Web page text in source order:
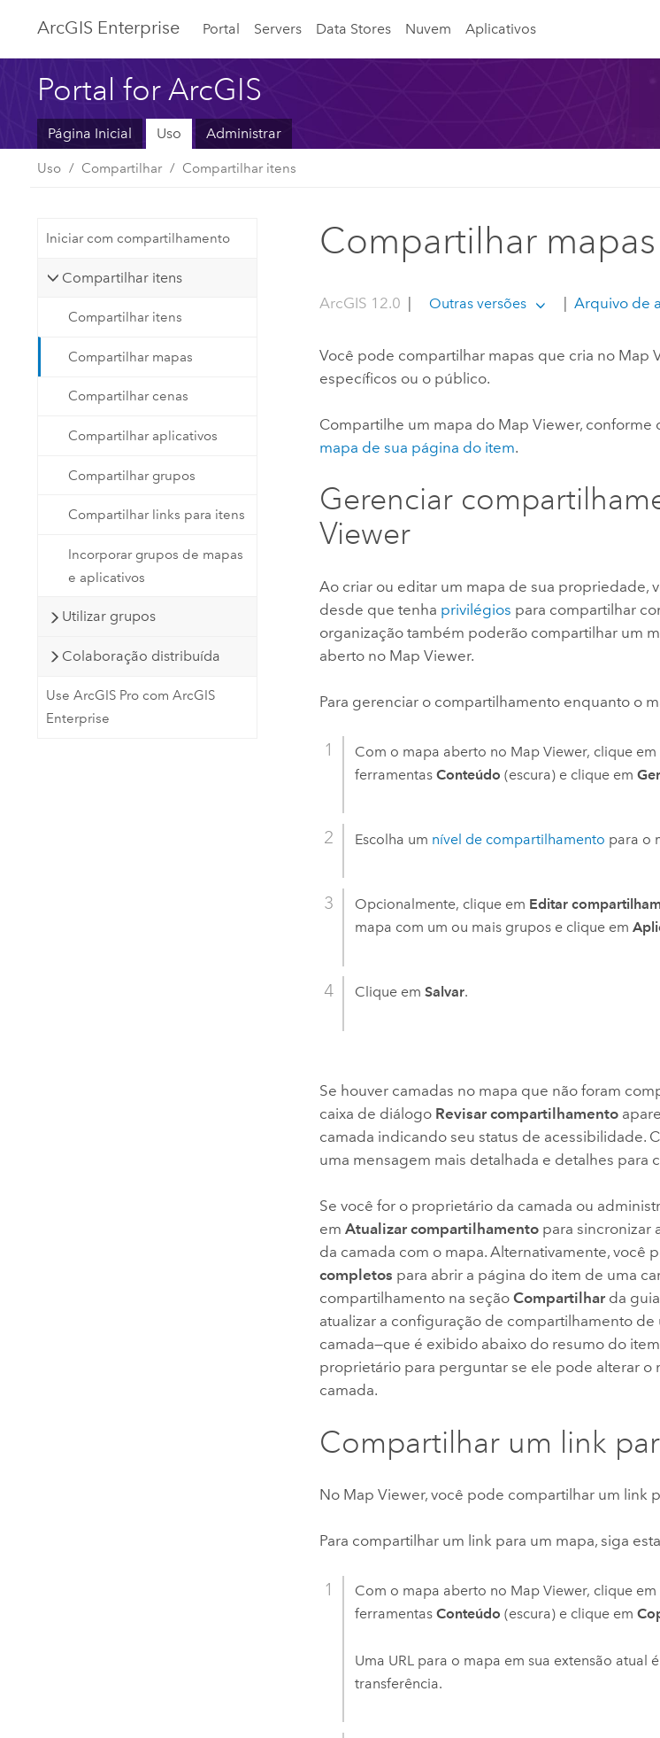
ArcGIS Enterprise Portal Servers Data Stores Nuvem Aplicativos
Portal for ArcGIS
Página Inicial Uso Administrar
Uso Compartilhar Compartilhar itens
Iniciar com compartilhamento
Compartilhar itens
Compartilhar itens
Compartilhar mapas
Compartilhar cenas
Compartilhar aplicativos
Compartilhar grupos
Compartilhar links para itens
Incorporar grupos de mapas
e aplicativos
Utilizar grupos
Colaboração distribuída
Use ArcGIS Pro com ArcGIS
Enterprise
Compartilhar mapas
ArcGIS 12.0 | Outras versões | Arquivo de
Você pode compartilhar mapas que cria no Map
específicos ou o público.
Compartilhe um mapa do Map Viewer, conforme
mapa de sua página do item.
Gerenciar
Viewer
Ao criar ou editar um mapa de sua propriedade,
desde que tenha privilégios para compartilhar
organização também poderão compartilhar um
aberto no Map Viewer.
Para gerenciar o compartilhamento enquanto o
Com o mapa aberto no Map Viewer, clique em
ferramentasConteúdo (escura) e clique em
Escolha um nível de compartilhamento para o
Opcionalmente, clique em Editar
mapa com um ou mais grupos e clique em
Clique emSalvar.
Se houver camadas no mapa que não foram
caixa de diálogo Revisar compartilhamento
camada indicando seu status de acessibilidade.
uma mensagem mais detalhada e detalhes para
Se você for o proprietário da camada ou
emAtualizar compartilhamento para sincronizar
da camada com o mapa. Alternativamente, você
completos para abrir a página do item de uma
compartilhamento na seçãoCompartilhar da
atualizar a configuração de compartilhamento
camada—que é exibido abaixo do resumo do
proprietário para perguntar se ele pode alterar o
camada.
Compartilhar um link
No Map Viewer, você pode compartilhar um link
Para compartilhar um link para um mapa, siga
Com o mapa aberto no Map Viewer, clique em
ferramentasConteúdo (escura) e clique em
Uma URL para o mapa em sua extensão atual
transferência.